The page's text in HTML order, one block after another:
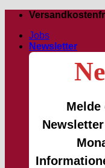
Skip
contentJobs
Newsletter
Melde